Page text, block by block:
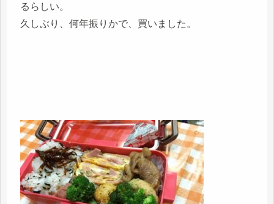
るらしい。
久しぶり、何年振りかで、買いました。